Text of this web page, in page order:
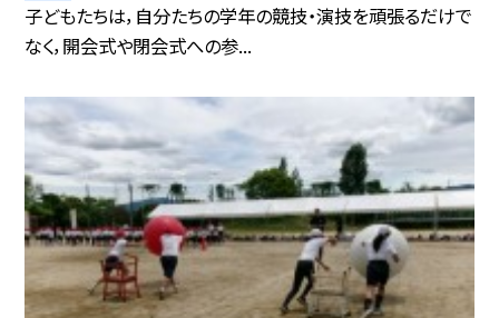
子どもたちは，自分たちの学年の競技・演技を頑張るだけで
なく，開会式や閉会式への参...